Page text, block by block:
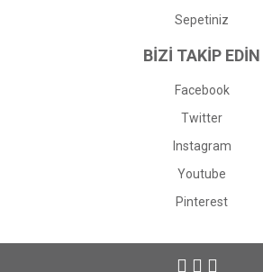
Sepetiniz
BİZİ TAKİP EDİN
Facebook
Twitter
Instagram
Youtube
Pinterest